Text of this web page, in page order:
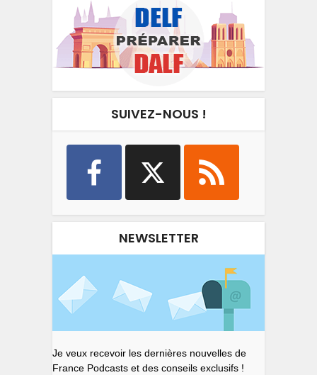
SUIVEZ-NOUS !
NEWSLETTER
Je veux recevoir les dernières nouvelles de
France Podcasts et des conseils exclusifs !